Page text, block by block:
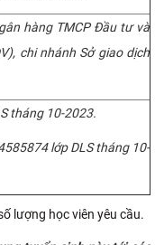
hàng TMCP Đầu tư và
chi nhánh Sở giao dịch
tháng 10-2023.
lớp DLS tháng 10-
lượng học viên yêu cầu.